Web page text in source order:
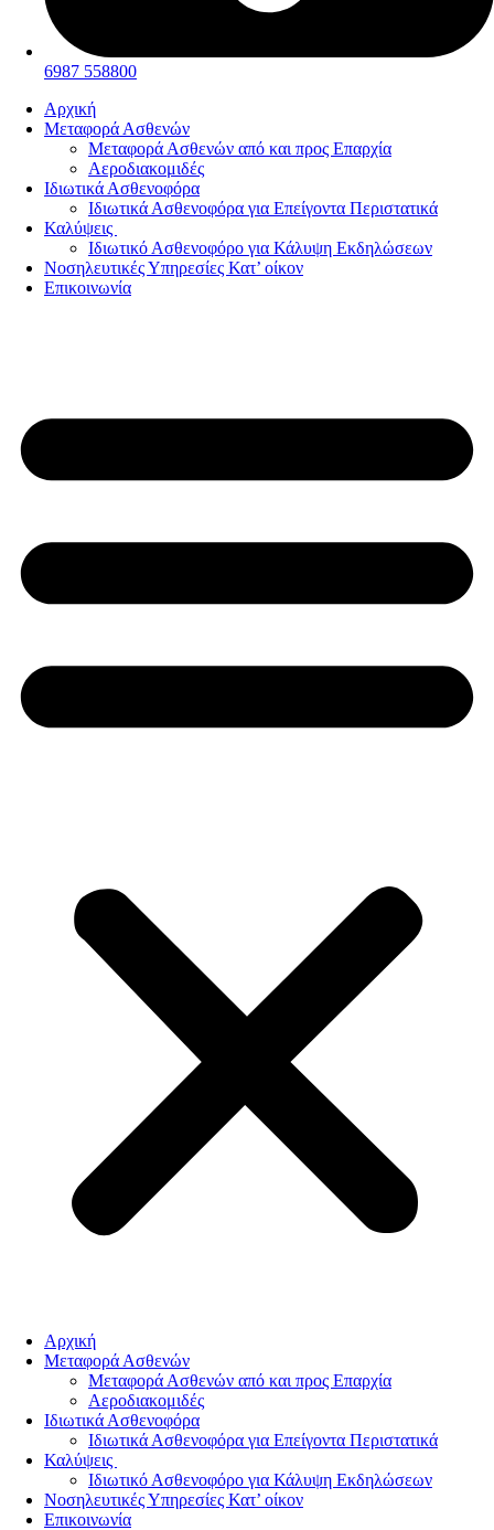
6987 558800
Αρχική
Μεταφορά Ασθενών
Μεταφορά Ασθενών από και προς Επαρχία
Αεροδιακομιδές
Ιδιωτικά Ασθενοφόρα
Ιδιωτικά Ασθενοφόρα για Επείγοντα Περιστατικά
Καλύψεις
Ιδιωτικό Ασθενοφόρο για Κάλυψη Εκδηλώσεων
Νοσηλευτικές Υπηρεσίες Κατ’ οίκον
Επικοινωνία
Αρχική
Μεταφορά Ασθενών
Μεταφορά Ασθενών από και προς Επαρχία
Αεροδιακομιδές
Ιδιωτικά Ασθενοφόρα
Ιδιωτικά Ασθενοφόρα για Επείγοντα Περιστατικά
Καλύψεις
Ιδιωτικό Ασθενοφόρο για Κάλυψη Εκδηλώσεων
Νοσηλευτικές Υπηρεσίες Κατ’ οίκον
Επικοινωνία